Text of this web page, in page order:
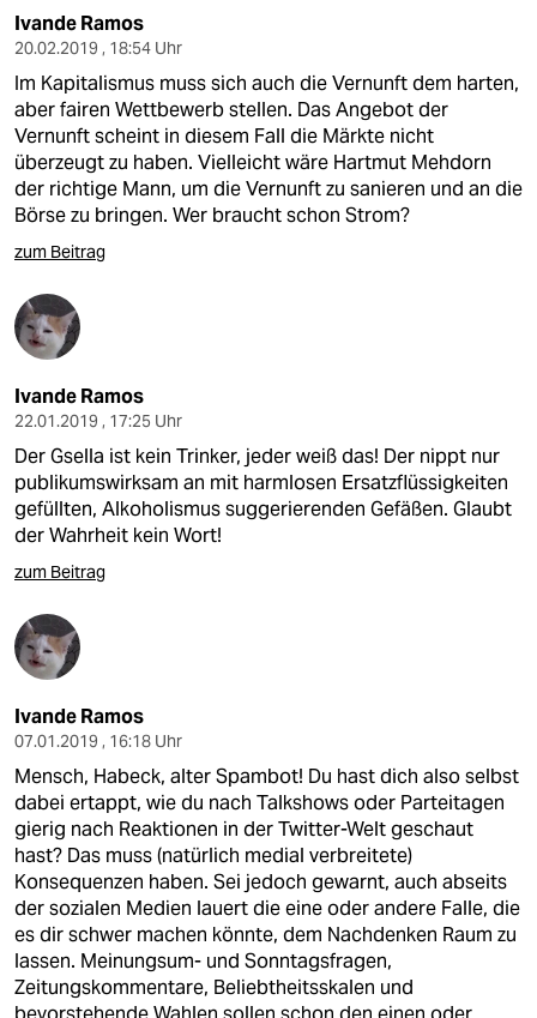
Ivande Ramos
20.02.2019 , 18:54 Uhr
Im Kapitalismus muss sich auch die Vernunft dem harten,
aber fairen Wettbewerb stellen. Das Angebot der
Vernunft scheint in diesem Fall die Märkte nicht
überzeugt zu haben. Vielleicht wäre Hartmut Mehdorn
der richtige Mann, um die Vernunft zu sanieren und an die
Börse zu bringen. Wer braucht schon Strom?
zum Beitrag
Ivande Ramos
22.01.2019 , 17:25 Uhr
Der Gsella ist kein Trinker, jeder weiß das! Der nippt nur
publikumswirksam an mit harmlosen Ersatzflüssigkeiten
gefüllten, Alkoholismus suggerierenden Gefäßen. Glaubt
der Wahrheit kein Wort!
zum Beitrag
Ivande Ramos
07.01.2019 , 16:18 Uhr
Mensch, Habeck, alter Spambot! Du hast dich also selbst
dabei ertappt, wie du nach Talkshows oder Parteitagen
gierig nach Reaktionen in der Twitter-Welt geschaut
hast? Das muss (natürlich medial verbreitete)
Konsequenzen haben. Sei jedoch gewarnt, auch abseits
der sozialen Medien lauert die eine oder andere Falle, die
es dir schwer machen könnte, dem Nachdenken Raum zu
lassen. Meinungsum- und Sonntagsfragen,
Zeitungskommentare, Beliebtheitsskalen und